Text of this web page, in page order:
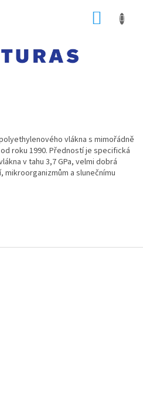
vlákna s mimořádně
roku 1990. Předností je specifická
v tahu 3,7 GPa, velmi dobrá
a slunečnímu